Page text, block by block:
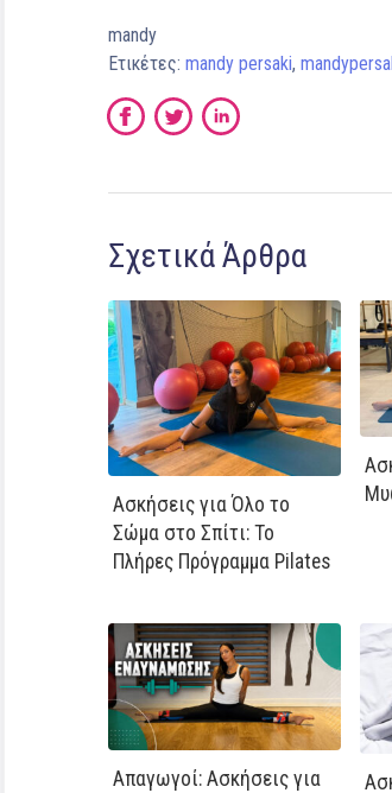
mandy
Ετικέτες: mandy persaki,
Σχετικά Άρθρα
Ασκήσεις για Όλο το
Σώμα στο Σπίτι: Το
Πλήρες Πρόγραμμα Pilates
Απαγωγοί: Ασκήσεις για